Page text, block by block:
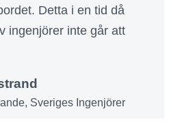
Detta i en tid då
ingenjörer inte går att
Sveriges Ingenjörer